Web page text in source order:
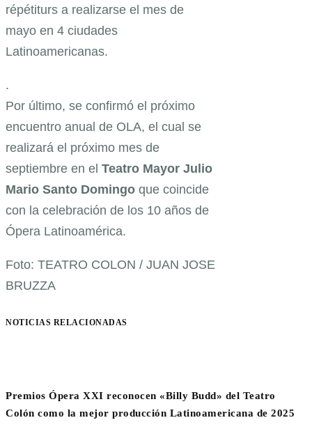
répétiturs a realizarse el mes de
mayo en 4 ciudades
Latinoamericanas.
.
Por último, se confirmó el próximo
encuentro anual de OLA, el cual se
realizará el próximo mes de
septiembre en el Teatro Mayor Julio
Mario Santo Domingo que coincide
con la celebración de los 10 años de
Ópera Latinoamérica.
Foto: TEATRO COLON / JUAN JOSE
BRUZZA
NOTICIAS RELACIONADAS
Premios Ópera XXI reconocen «Billy Budd» del Teatro
Colón como la mejor producción Latinoamericana de 2025